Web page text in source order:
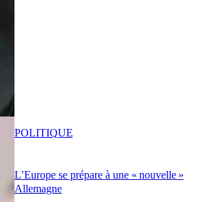
L’Europe se prépare à une « nouvelle »
Allemagne
POLITIQUE